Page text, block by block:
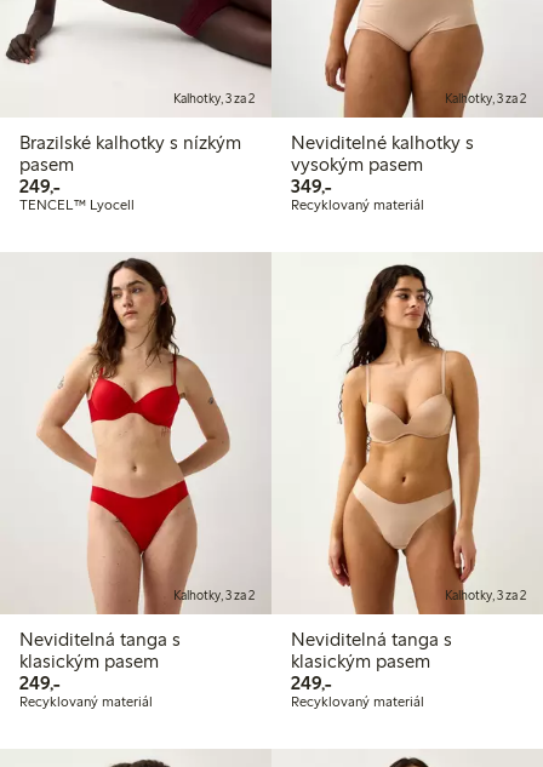
Kalhotky, 3 za 2
Brazilské kalhotky s nízkým
pasem
249,-249,00 Kč
TENCEL™ Lyocell
Kalhotky, 3 za 2
Neviditelné kalhotky s
vysokým pasem
349,-349,00 Kč
Recyklovaný materiál
Kalhotky, 3 za 2
Neviditelná tanga s
klasickým pasem
249,-249,00 Kč
Recyklovaný materiál
Kalhotky, 3 za 2
Neviditelná tanga s
klasickým pasem
249,-249,00 Kč
Recyklovaný materiál